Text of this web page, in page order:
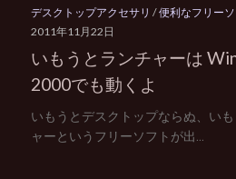
デスクトップアクセサリ /便利なフリーソ
2011年11月22日
いもうとランチャーは
2000でも動くよ
いもうとデスクトップならぬ、い
ャーというフリーソフトが出...